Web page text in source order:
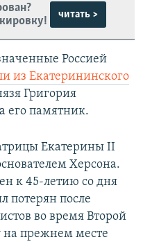
читать >
Россией
из Екатерининского
Григория
его памятник.
Екатерины II
Херсона.
к 45-летию со дня
потерян после
во время Второй
на прежнем месте